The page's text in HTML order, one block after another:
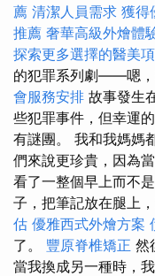
薦 清潔人員需求 獲得
推薦 奢華高級外燴體
探索更多選擇的醫美
的犯罪系列劇——嗯，
會服務安排 故事發生
些犯罪事件，但幸運
有謎團。 我和我媽媽
們來說更珍貴，因為
看了一整個早上而不
子，把筆記放在腿上
估 優雅西式外燴方案
了。 豐原脊椎矯正 然
當我換成另一種時，